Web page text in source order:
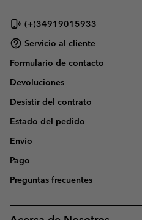
(+)34919015933
Servicio al cliente
Formulario de contacto
Devoluciones
Desistir del contrato
Estado del pedido
Envío
Pago
Preguntas frecuentes